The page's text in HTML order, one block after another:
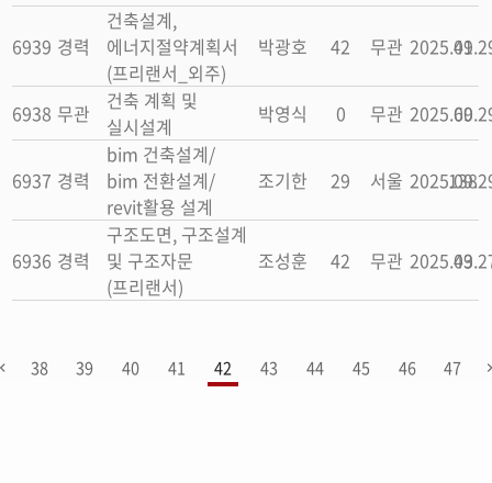
6939 경력
건축설계,
에너지절약계획서
(프리랜서_외주)
박광호 42 무관 41
6938 무관
건축 계획 및
실시설계
박영식 0 무관 60
6937 경력
bim 건축설계/
bim 전환설계/
revit활용 설계
조기한 29 서울 138
6936 경력
구조도면, 구조설계
및 구조자문
(프리랜서)
조성훈 42 무관 43
38 39 40 41 42 43 44 45 46 47